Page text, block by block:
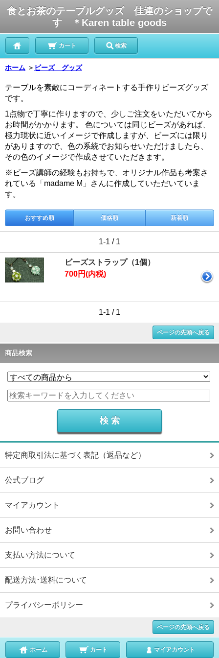
食とお茶のテーブルグッズ 佳連のショップで
す ＊Karen table goods
カート 検索
ホーム ＞ ビーズ グッズ
テーブルを素敵にコーディネートする手作りビーズグッズ
です。
1点物で丁寧に作りますので、少しご注文をいただいてから
お時間がかかります。 色については同じビーズがあれば、
極力現状に近いイメージで作成しますが、ビーズには限り
がありますので、色の系統でお知らせいただけましたら、
その色のイメージで作成させていただきます。
※ビーズ講師の経験もお持ちで、オリジナル作品も考案さ
れている「madame M」さんに作成していただいていま
す。
おすすめ順 価格順 新着順
1-1 / 1
ビーズストラップ（1個）
700円(内税)
1-1 / 1
ページの先頭へ戻る
商品検索
特定商取引法に基づく表記（返品など）
公式ブログ
マイアカウント
お問い合わせ
支払い方法について
配送方法･送料について
プライバシーポリシー
ページの先頭へ戻る
ホーム カート マイアカウント